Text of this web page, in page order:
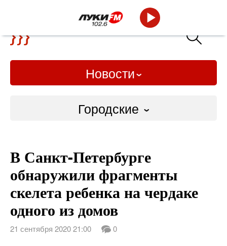
Новости
Городские
Слово Дело
Народные
ВТРК
В Санкт-Петербурге
обнаружили фрагменты
скелета ребенка на чердаке
одного из домов
21 сентября 2020 21:00 0